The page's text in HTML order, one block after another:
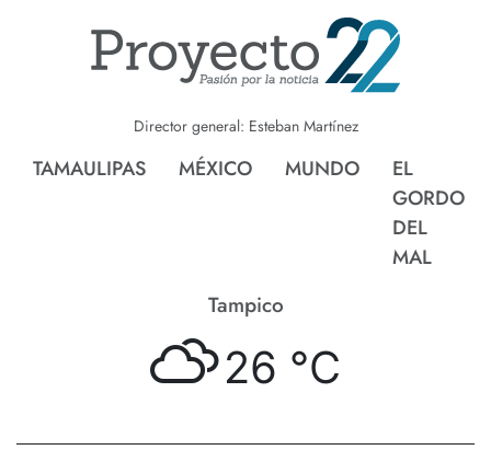
Director general: Esteban Martínez
TAMAULIPAS MÉXICO MUNDO
EL
GORDO
DEL
MAL
Tampico
26 °C